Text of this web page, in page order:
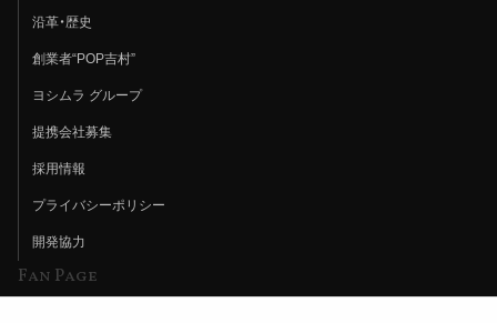
沿革・歴史
創業者“POP吉村”
ヨシムラ グループ
提携会社募集
採用情報
プライバシーポリシー
開発協力
Fan Page